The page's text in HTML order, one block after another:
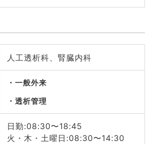
人工透析科、腎臓内科
一般外来
透析管理
日勤:08:30〜18:45
火・木・土曜日:08:30〜14:30